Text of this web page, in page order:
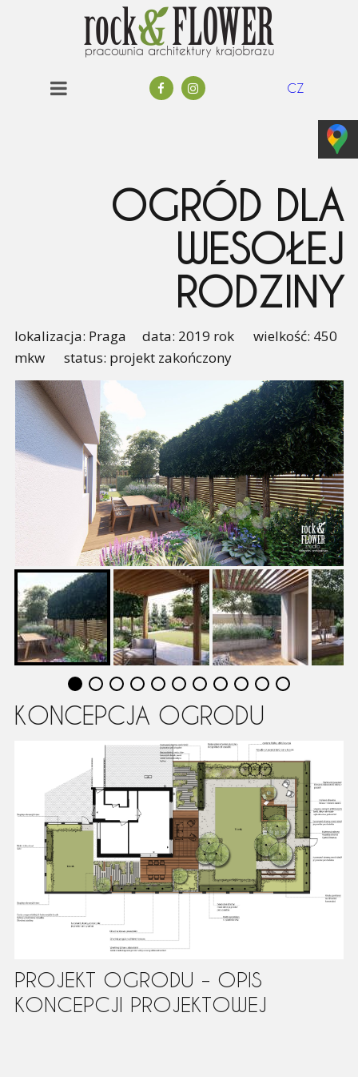
CZ
OGRÓD DLA
WESOŁEJ
RODZINY
lokalizacja: Praga data: 2019 rok wielkość: 450
mkw status: projekt zakończony
KONCEPCJA OGRODU
PROJEKT OGRODU – OPIS
KONCEPCJI PROJEKTOWEJ